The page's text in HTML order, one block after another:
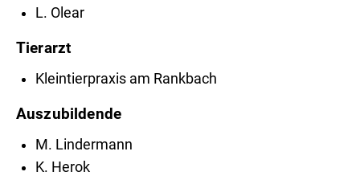
L. Olear
Tierarzt
Kleintierpraxis am Rankbach
Auszubildende
M. Lindermann
K. Herok